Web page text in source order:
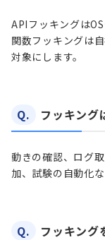
APIフッキングは
関数フッキングは
対象にします。
Q. フッキング
動きの確認、ログ
加、試験の自動化な
Q. フッキング